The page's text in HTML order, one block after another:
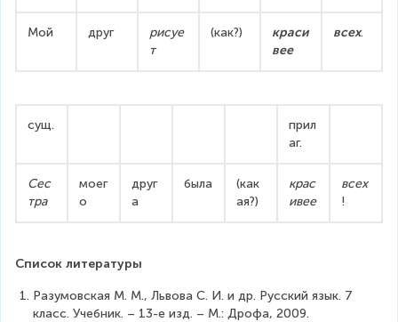
Мой друг
рисуе
т
(как?)
краси
вее
всех.
сущ.
прил
аг.
Сес
тра
моег
о
друг
а
была
(как
ая?)
крас
ивее
всех
!
Список литературы
Разумовская М. М., Львова С. И. и др. Русский язык. 7
класс. Учебник. – 13-е изд. – М.: Дрофа, 2009.